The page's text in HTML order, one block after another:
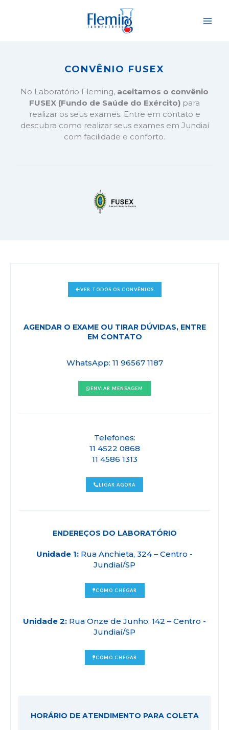
conteúdo
CONVÊNIO FUSEX
No Laboratório Fleming, aceitamos o convênio
FUSEX (Fundo de Saúde do Exército) para
realizar os seus exames. Entre em contato e
descubra como realizar seus exames em Jundiaí
com facilidade e conforto.
VER TODOS OS CONVÊNIOS
AGENDAR O EXAME OU TIRAR DÚVIDAS, ENTRE
EM CONTATO
WhatsApp: 11 96567 1187
ENVIAR MENSAGEM
Telefones:
11 4522 0868
11 4586 1313
LIGAR AGORA
ENDEREÇOS DO LABORATÓRIO
Unidade 1: Rua Anchieta, 324 – Centro -
Jundiaí/SP
COMO CHEGAR
Unidade 2: Rua Onze de Junho, 142 – Centro -
Jundiaí/SP
COMO CHEGAR
HORÁRIO DE ATENDIMENTO PARA COLETA